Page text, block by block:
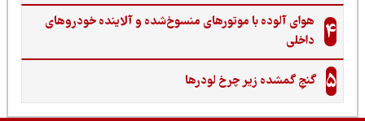
هوای آلوده با موتورهای منسوخ‌شده و آلاینده خودروهای
داخلی
گنجِ گمشده زیر چرخ لودرها